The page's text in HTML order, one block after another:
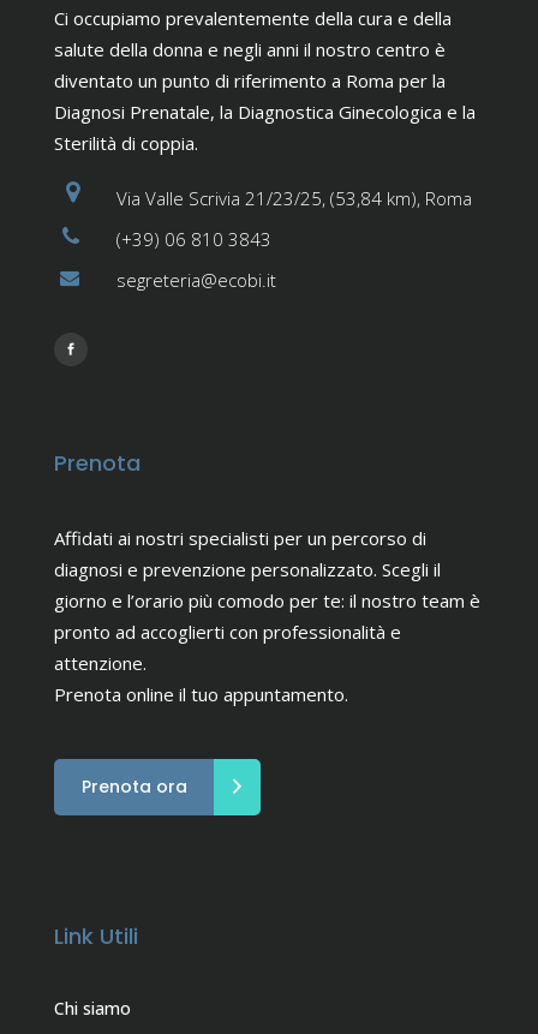
Ci occupiamo prevalentemente della cura e della
salute della donna e negli anni il nostro centro è
diventato un punto di riferimento a Roma per la
Diagnosi Prenatale, la Diagnostica Ginecologica e la
Sterilità di coppia.
Via Valle Scrivia 21/23/25, (53,84 km), Roma
(+39) 06 810 3843
segreteria@ecobi.it
Prenota
Affidati ai nostri specialisti per un percorso di
diagnosi e prevenzione personalizzato. Scegli il
giorno e l’orario più comodo per te: il nostro team è
pronto ad accoglierti con professionalità e
attenzione.
Prenota online il tuo appuntamento.
Prenota ora
Link Utili
Chi siamo